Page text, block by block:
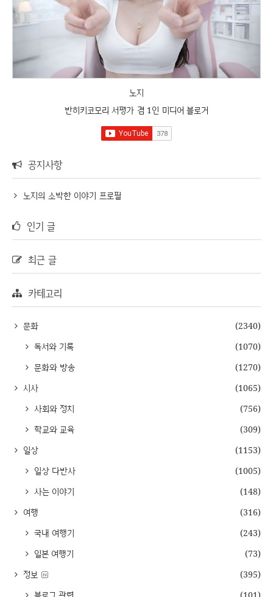
노지
반히키코모리 서평가 겸 1인 미디어 블로거
공지사항
노지의 소박한 이야기 프로필
인기 글
최근 글
카테고리
문화
(2340)
독서와 기록
(1070)
문화와 방송
(1270)
시사
(1065)
사회와 정치
(756)
학교와 교육
(309)
일상
(1153)
일상 다반사
(1005)
사는 이야기
(148)
여행
(316)
국내 여행기
(243)
일본 여행기
(73)
정보
(395)
블로그 관련
(101)